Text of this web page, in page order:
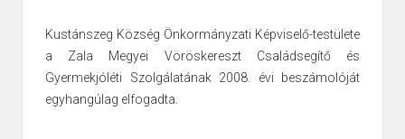
Kustánszeg Község Önkormányzati Képviselő-testülete
a Zala Megyei Vöröskereszt Családsegítő és
Gyermekjóléti Szolgálatának 2008. évi beszámolóját
egyhangúlag elfogadta.